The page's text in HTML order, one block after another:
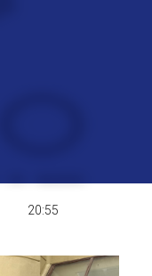
20:55